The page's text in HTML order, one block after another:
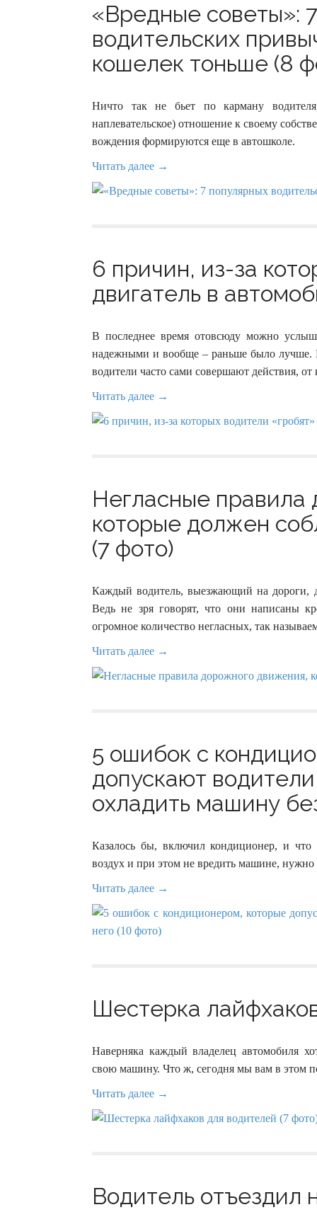
«Вредные советы»:
водительских
кошелек тоньше (8
Ничто так не бьет по карману
наплевательское) отношение к своему
вождения формируются еще в автошколе.
Читать далее →
6 причин, из-за
двигатель в
В последнее время отовсюду можно
надежными и вообще – раньше было лучше.
водители часто сами совершают действия,
Читать далее →
Негласные
которые должен
(7 фото)
Каждый водитель, выезжающий на дороги,
Ведь не зря говорят, что они написаны
огромное количество негласных, так
Читать далее →
5 ошибок с
допускают
охладить машину
Казалось бы, включил кондиционер, и
воздух и при этом не вредить машине,
Читать далее →
Шестерка
Наверняка каждый владелец автомобиля
свою машину. Что ж, сегодня мы вам в этом
Читать далее →
Водитель отъездил